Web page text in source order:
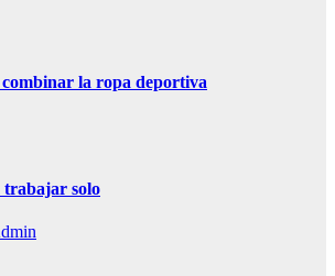
la ropa deportiva
trabajar solo